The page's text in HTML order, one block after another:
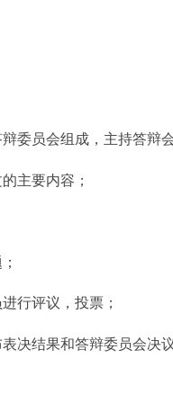
委员会组成，主持答辩
主要内容；
行评议，投票；
决结果和答辩委员会决议